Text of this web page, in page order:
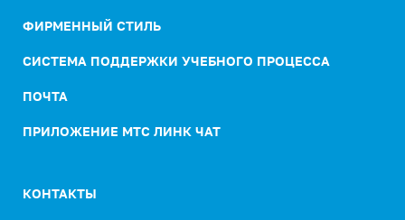
ФИРМЕННЫЙ СТИЛЬ
СИСТЕМА ПОДДЕРЖКИ УЧЕБНОГО ПРОЦЕССА
ПОЧТА
ПРИЛОЖЕНИЕ МТС ЛИНК ЧАТ
КОНТАКТЫ